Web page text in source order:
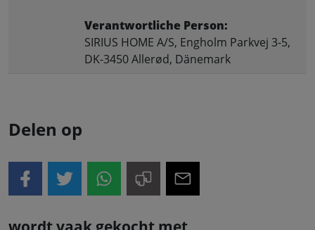
Verantwortliche Person:
SIRIUS HOME A/S, Engholm Parkvej 3-5,
DK-3450 Allerød, Dänemark
Delen op